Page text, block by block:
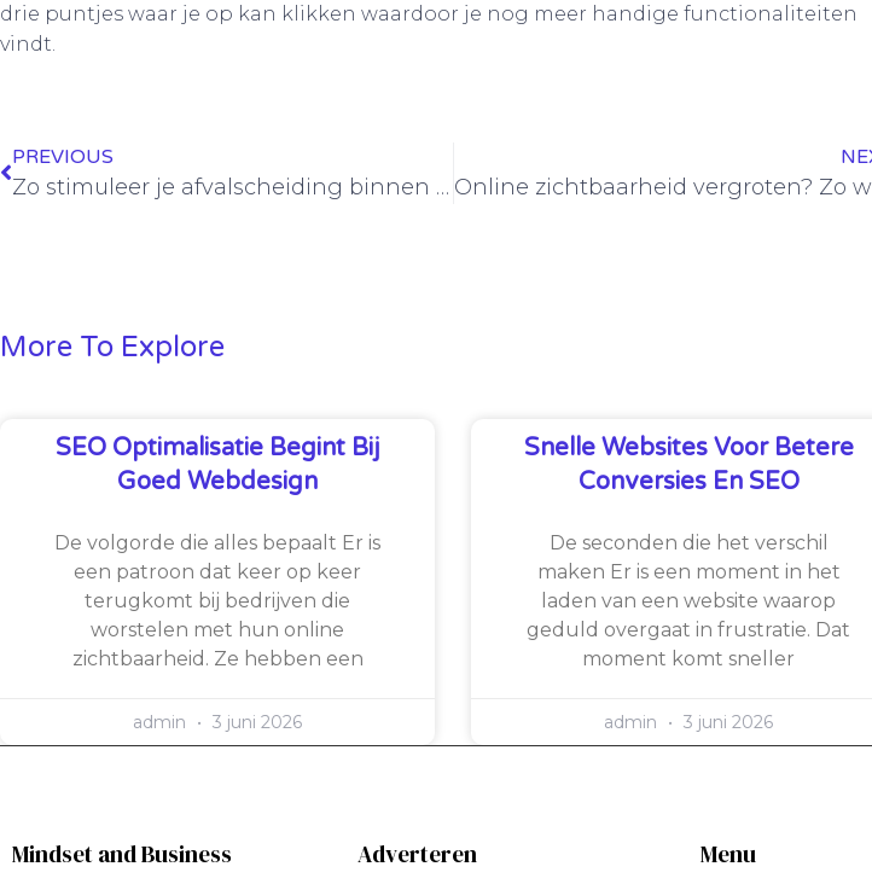
drie puntjes waar je op kan klikken waardoor je nog meer handige functionaliteiten
vindt.
PREVIOUS
Zo stimuleer je afvalscheiding binnen je bedrijf
More To Explore
SEO Optimalisatie Begint Bij
Goed Webdesign
De volgorde die alles bepaalt Er is
een patroon dat keer op keer
terugkomt bij bedrijven die
worstelen met hun online
zichtbaarheid. Ze hebben een
admin 3 juni 2026
Snelle Websites Voor Betere
Conversies En SEO
De seconden die het verschil
maken Er is een moment in het
laden van een website waarop
geduld overgaat in frustratie. Dat
moment komt sneller
admin 3 juni 2026
Mindset and Business Adverteren Menu